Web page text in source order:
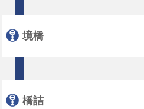
境橋
橋詰